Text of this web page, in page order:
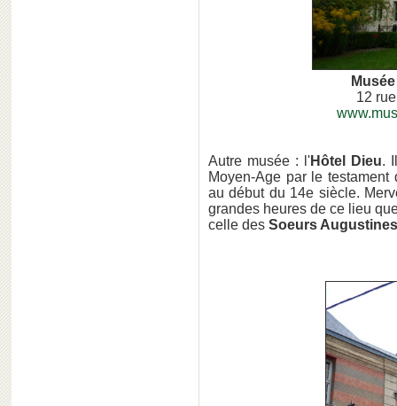
12
Autre musée : l'Hôtel Dieu.
Moyen-Age par le
au début du 14e siècle.
grandes heures de ce lieu
celle des Soeurs